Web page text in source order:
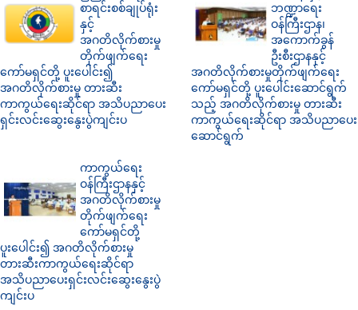
စာရင်းစစ်ချုပ်ရုံး
နှင့်
အဂတိလိုက်စားမှု
တိုက်ဖျက်ရေး
ကော်မရှင်တို့ ပူး‌ပေါင်း၍
အဂတိလိုက်စားမှု တားဆီး
ကာကွယ်ရေးဆိုင်ရာ အသိပညာပေး
ရှင်းလင်းဆွေးနွေးပွဲကျင်းပ
ဘဏ္ဍာရေး
ဝန်ကြီးဌာန၊
အကောက်ခွန်
ဦးစီးဌာနနှင့်
အဂတိလိုက်စားမှုတိုက်ဖျက်ရေး
ကော်မရှင်တို့ ပူးပေါင်းဆောင်ရွက်
သည့် အဂတိလိုက်စားမှု တားဆီး
ကာကွယ်ရေးဆိုင်ရာ အသိပညာပေး
ဆောင်ရွက်
ကာကွယ်ရေး
ဝန်ကြီးဌာနနှင့်
အဂတိလိုက်စားမှု
တိုက်ဖျက်ရေး
ကော်မရှင်တို့
ပူးပေါင်း၍ အဂတိလိုက်စားမှု
တားဆီးကာကွယ်ရေးဆိုင်ရာ
အသိပညာပေးရှင်းလင်းဆွေးနွေးပွဲ
ကျင်းပ